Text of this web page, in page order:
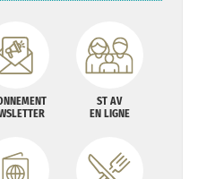
ST AV
EN LIGNE